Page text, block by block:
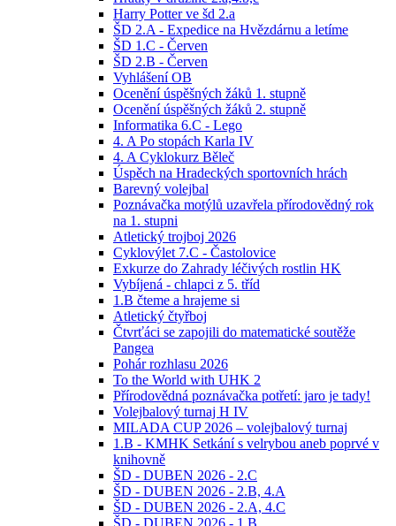
Harry Potter ve šd 2.a
ŠD 2.A - Expedice na Hvězdárnu a letíme
ŠD 1.C - Červen
ŠD 2.B - Červen
Vyhlášení OB
Ocenění úspěšných žáků 1. stupně
Ocenění úspěšných žáků 2. stupně
Informatika 6.C - Lego
4. A Po stopách Karla IV
4. A Cyklokurz Běleč
Úspěch na Hradeckých sportovních hrách
Barevný volejbal
Poznávačka motýlů uzavřela přírodovědný rok
na 1. stupni
Atletický trojboj 2026
Cyklovýlet 7.C - Častolovice
Exkurze do Zahrady léčivých rostlin HK
Vybíjená - chlapci z 5. tříd
1.B čteme a hrajeme si
Atletický čtyřboj
Čtvrťáci se zapojili do matematické soutěže
Pangea
Pohár rozhlasu 2026
To the World with UHK 2
Přírodovědná poznávačka potřetí: jaro je tady!
Volejbalový turnaj H IV
MILADA CUP 2026 – volejbalový turnaj
1.B - KMHK Setkání s velrybou aneb poprvé v
knihovně
ŠD - DUBEN 2026 - 2.C
ŠD - DUBEN 2026 - 2.B, 4.A
ŠD - DUBEN 2026 - 2.A, 4.C